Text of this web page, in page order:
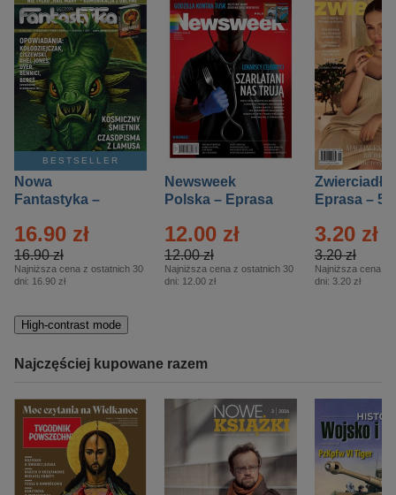
BESTSELLER
Nowa
Fantastyka –
16.90 zł
16.90 zł
Najniższa cena z ostatnich 30
dni: 16.90 zł
Newsweek
Polska – Eprasa
12.00 zł
12.00 zł
Najniższa cena z ostatnich 30
dni: 12.00 zł
Zwierciadło
Eprasa – 5/
3.20 zł
3.20 zł
Najniższa cena z
dni: 3.20 zł
High-contrast mode
Najczęściej kupowane razem